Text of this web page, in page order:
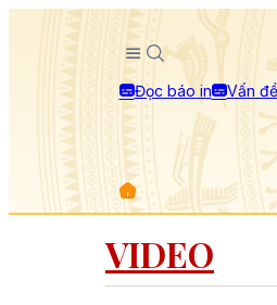
Đọc báo in Vấn
VIDEO